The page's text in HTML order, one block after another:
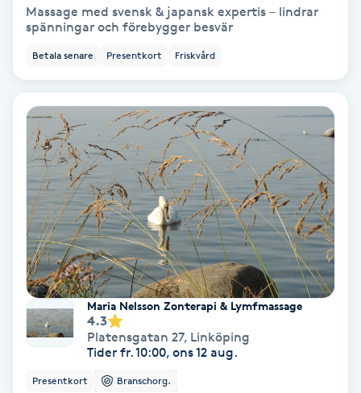
Torr hårbotten
Triggerpunktsmassage
Trådning
Träning
Tvätt & Fön
Vaccination
Massage med svensk & japansk expertis – lindrar
spänningar och förebygger besvär
Betala senare Presentkort Friskvård
Maria Nelsson Zonterapi & Lymfmassage
4.3
Platensgatan 27, Linköping
Tider fr. 10:00, ons 12 aug.
Presentkort Branschorg.